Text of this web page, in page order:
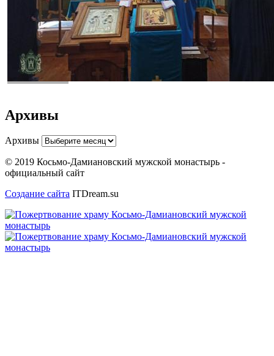
Архивы
Архивы
© 2019 Косьмо-Дамиановский мужской монастырь -
официальный сайт
Создание сайта ITDream.su